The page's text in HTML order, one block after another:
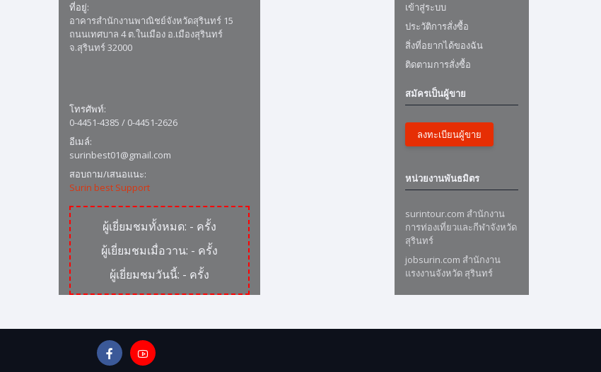
ที่อยู่:
อาคารสำนักงานพาณิชย์จังหวัดสุรินทร์ 15
ถนนเทศบาล 4 ต.ในเมือง อ.เมืองสุรินทร์
จ.สุรินทร์ 32000
โทรศัพท์:
0-4451-4385 / 0-4451-2626
อีเมล์:
surinbest01@gmail.com
สอบถาม/เสนอแนะ:
Surin best Support
ผู้เยี่ยมชมทั้งหมด: - ครั้ง
ผู้เยี่ยมชมเมื่อวาน: - ครั้ง
ผู้เยี่ยมชมวันนี้: - ครั้ง
เข้าสู่ระบบ
ประวัติการสั่งซื้อ
สิ่งที่อยากได้ของฉัน
ติดตามการสั่งซื้อ
สมัครเป็นผู้ขาย
ลงทะเบียนผู้ขาย
หน่วยงานพันธมิตร
surintour.com สำนักงาน
การท่องเที่ยวและกีฬาจังหวัด
สุรินทร์
jobsurin.com สำนักงาน
แรงงานจังหวัด สุรินทร์